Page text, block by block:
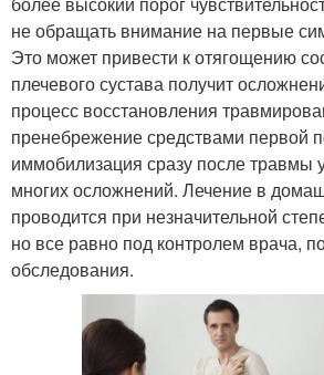
не обращать внимание на первые
Это может привести к отягощению
плечевого сустава получит
процесс восстановления
пренебрежение средствами первой
иммобилизация сразу после травмы
многих осложнений. Лечение в
проводится при незначительной
но все равно под контролем врача,
обследования.